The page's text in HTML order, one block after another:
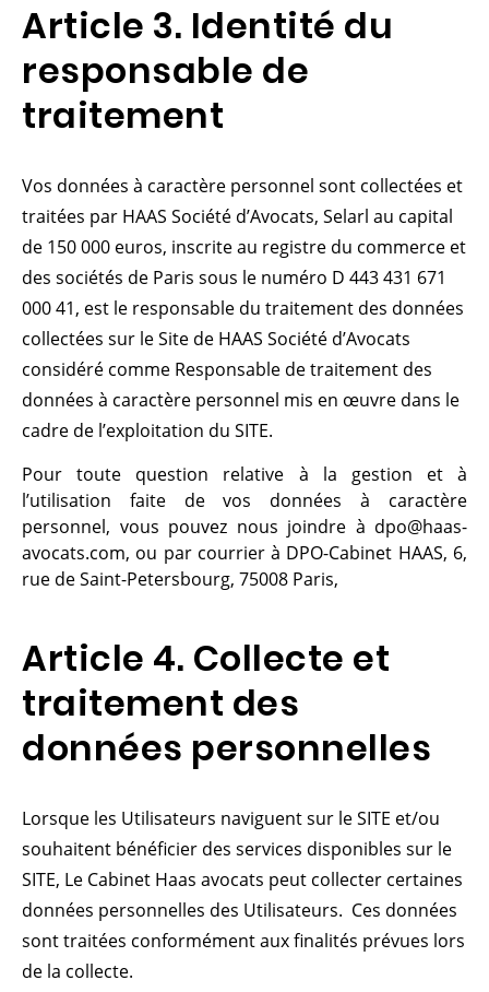
Article 3. Identité du
responsable de
traitement
Vos données à caractère personnel sont collectées et
traitées par HAAS Société d’Avocats, Selarl au capital
de 150 000 euros, inscrite au registre du commerce et
des sociétés de Paris sous le numéro D 443 431 671
000 41, est le responsable du traitement des données
collectées sur le Site de HAAS Société d’Avocats
considéré comme Responsable de traitement des
données à caractère personnel mis en œuvre dans le
cadre de l’exploitation du SITE.
Pour toute question relative à la gestion et à
l’utilisation faite de vos données à caractère
personnel, vous pouvez nous joindre à dpo@haas-
avocats.com, ou par courrier à DPO-Cabinet HAAS, 6,
rue de Saint-Petersbourg, 75008 Paris,
Article 4. Collecte et
traitement des
données personnelles
Lorsque les Utilisateurs naviguent sur le SITE et/ou
souhaitent bénéficier des services disponibles sur le
SITE, Le Cabinet Haas avocats peut collecter certaines
données personnelles des Utilisateurs. Ces données
sont traitées conformément aux finalités prévues lors
de la collecte.